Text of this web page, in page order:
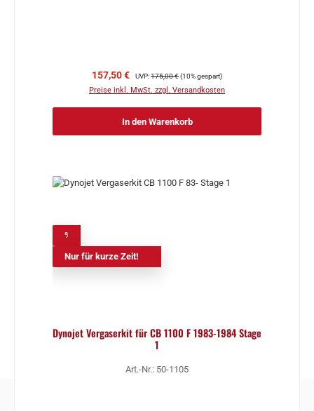
Verkaufspreis:
157,50 € Regulärer Preis:
UVP:175,00 €(10% gespart)
Preise inkl. MwSt. zzgl. Versandkosten
In den Warenkorb
Nur für kurze Zeit!
Dynojet Vergaserkit für CB 1100 F 1983-1984 Stage
1
Art.-Nr.: 50-1105